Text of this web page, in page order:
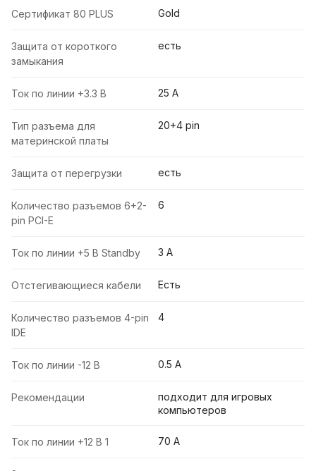
Сертификат 80 PLUS Gold
Защита от короткого
замыкания
есть
Ток по линии +3.3 В 25 A
Тип разъема для
материнской платы
20+4 pin
Защита от перегрузки есть
Количество разъемов 6+2-
pin PCI-E
6
Ток по линии +5 В Standby 3 A
Отстегивающиеся кабели Есть
Количество разъемов 4-pin
IDE
4
Ток по линии -12 В 0.5 A
Рекомендации
подходит для игровых
компьютеров
Ток по линии +12 В 1 70 A